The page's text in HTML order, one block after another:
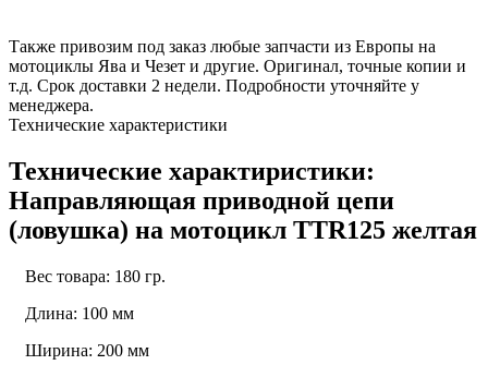
Также привозим под заказ любые запчасти из Европы на
мотоциклы Ява и Чезет и другие. Оригинал, точные копии и
т.д. Срок доставки 2 недели. Подробности уточняйте у
менеджера.
Технические характеристики
Технические характиристики:
Направляющая приводной цепи
(ловушка) на мотоцикл TTR125 желтая
Вес товара: 180 гр.
Длина: 100 мм
Ширина: 200 мм